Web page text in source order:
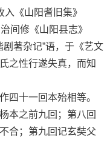
《山阳耆旧集》
间修《山阳县志》
剧著杂记”语，于《艺文
之性行遂失真，而知
十一回本殆相等。
本之前九回；第八回
合；第九回记玄奘父